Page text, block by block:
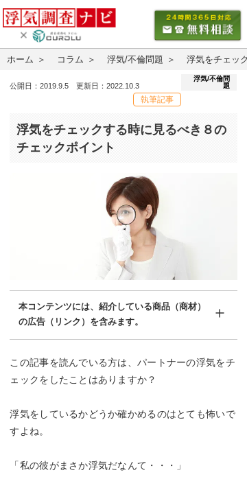
ホーム コラム 浮気/不倫問題 浮気をチェッ
公開日：2019.9.5 更新日：2022.10.3
執筆記事
浮気/不倫問
題
浮気をチェックする時に見るべき８の
チェックポイント
本コンテンツには、紹介している商品（商材）
の広告（リンク）を含みます。
この記事を読んでいる方は、パートナーの浮気をチ
ェックをしたことはありますか？
浮気をしているかどうか確かめるのはとても怖いで
すよね。
「私の彼がまさか浮気だなんて・・・」